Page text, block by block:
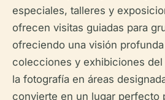
especiales, talleres y
ofrecen visitas guiadas para
ofreciendo una visión
colecciones y exhibiciones
la fotografía en áreas
convierte en un lugar perfecto